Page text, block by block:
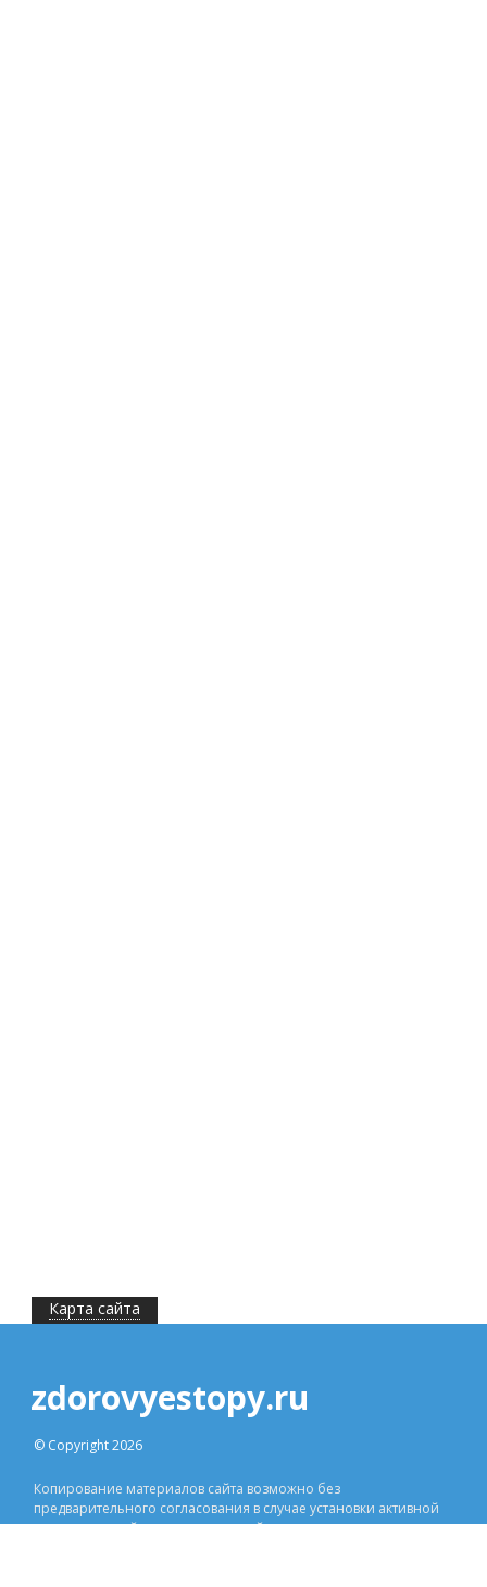
Карта сайта
zdorovyestopy.ru
© Copyright 2026
Копирование материалов сайта возможно без
предварительного согласования в случае установки активной
индексируемой ссылки на наш сайт.